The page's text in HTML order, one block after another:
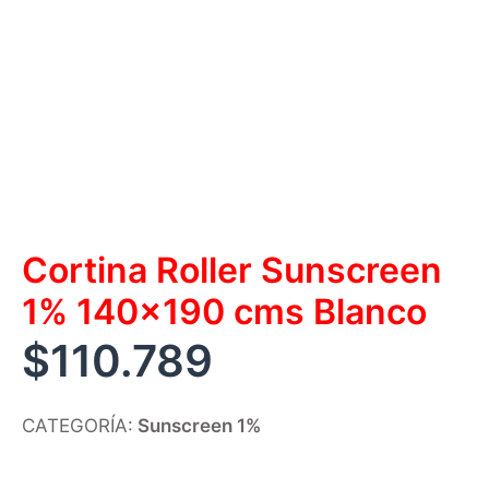
Cortina Roller Sunscreen
1% 140×190 cms Blanco
$110.789
CATEGORÍA: Sunscreen 1%